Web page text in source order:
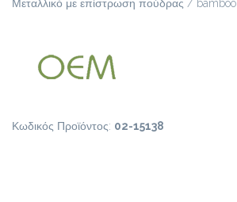
Μεταλλικό με επίστρωση πούδρας / bamboo
Κωδικός Προϊόντος: 02-15138